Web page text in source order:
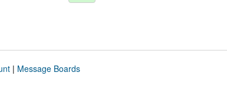
| Message Boards